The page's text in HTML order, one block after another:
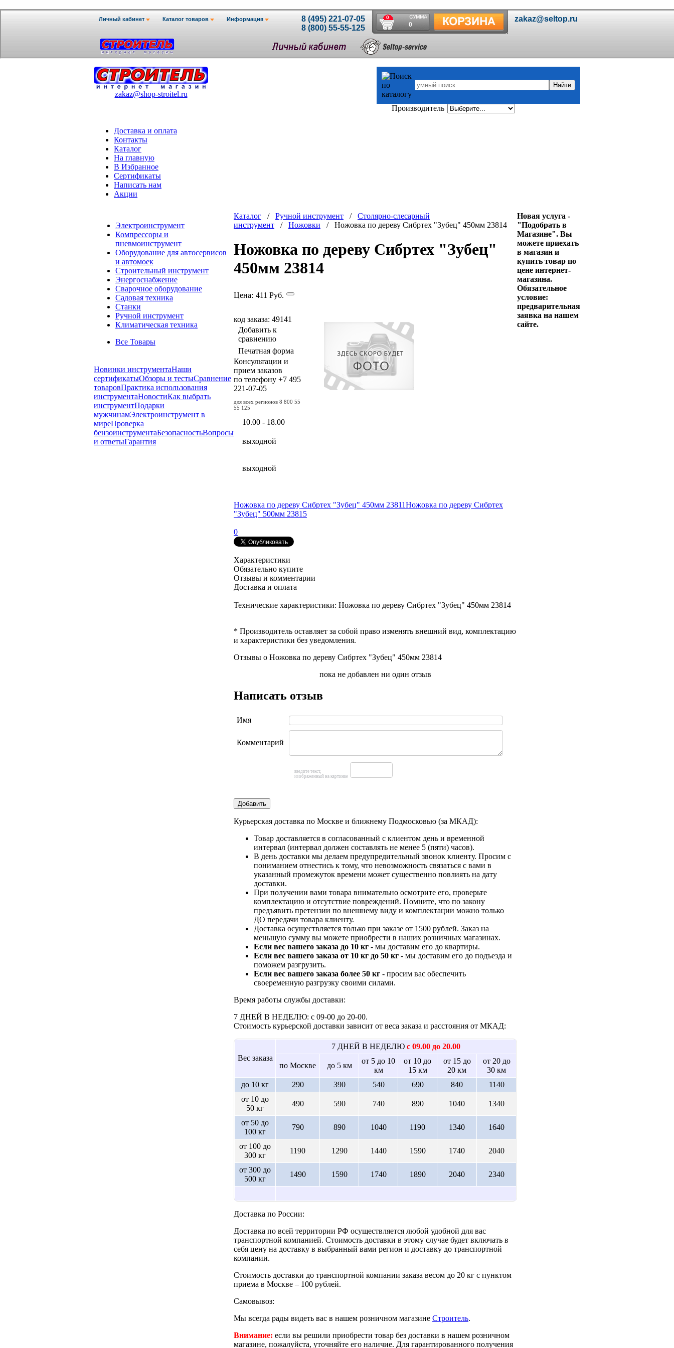
zakaz@shop-stroitel.ru
Производитель
Доставка и оплата
Контакты
Каталог
На главную
В Избранное
Сертификаты
Написать нам
Акции
Электроинструмент
Компрессоры и
пневмоинструмент
Оборудование для автосервисов
и автомоек
Строительный инструмент
Энергоснабжение
Сварочное оборудование
Садовая техника
Станки
Ручной инструмент
Климатическая техника
Все Товары
Новинки инструментаНаши
сертификатыОбзоры и тестыСравнение
товаровПрактика использования
инструментаНовостиКак выбрать
инструментПодарки
мужчинамЭлектроинструмент в
миреПроверка
бензоинструментаБезопасностьВопросы
и ответыГарантия
Каталог / Ручной инструмент / Столярно-слесарный
инструмент / Ножовки / Ножовка по дереву Сибртех "Зубец" 450мм 23814
Ножовка по дереву Сибртех "Зубец"
450мм 23814
Цена: 411 Руб.
код заказа: 49141
Добавить к
сравнению
Печатная форма
Консультации и
прием заказов
по телефону +7 495
221-07-05
для всех регионов 8 800 55
55 125
10.00 - 18.00
выходной
выходной
Ножовка по дереву Сибртех "Зубец" 450мм 23811Ножовка по дереву Сибртех
"Зубец" 500мм 23815
0
Характеристики
Обязательно купите
Отзывы и комментарии
Доставка и оплата
Технические характеристики: Ножовка по дереву Сибртех "Зубец" 450мм 23814
* Производитель оставляет за собой право изменять внешний вид, комплектацию
и характеристики без уведомления.
Отзывы о Ножовка по дереву Сибртех "Зубец" 450мм 23814
пока не добавлен ни один отзыв
Написать отзыв
Имя
Комментарий
введите текст,
изображенный на картинке
Добавить
Курьерская доставка по Москве и ближнему Подмосковью (за МКАД):
Товар доставляется в согласованный с клиентом день и временной
интервал (интервал должен составлять не менее 5 (пяти) часов).
В день доставки мы делаем предупредительный звонок клиенту. Просим с
пониманием отнестись к тому, что невозможность связаться с вами в
указанный промежуток времени может существенно повлиять на дату
доставки.
При получении вами товара внимательно осмотрите его, проверьте
комплектацию и отсутствие повреждений. Помните, что по закону
предъявить претензии по внешнему виду и комплектации можно только
ДО передачи товара клиенту.
Доставка осуществляется только при заказе от 1500 рублей. Заказ на
меньшую сумму вы можете приобрести в наших розничных магазинах.
Если вес вашего заказа до 10 кг - мы доставим его до квартиры.
Если вес вашего заказа от 10 кг до 50 кг - мы доставим его до подъезда и
поможем разгрузить.
Если вес вашего заказа более 50 кг - просим вас обеспечить
своеременную разгрузку своими силами.
Время работы службы доставки:
7 ДНЕЙ В НЕДЕЛЮ: с 09-00 до 20-00.
Стоимость курьерской доставки зависит от веса заказа и расстояния от МКАД:
Вес заказа
7 ДНЕЙ В НЕДЕЛЮ с 09.00 до 20.00
по Москве до 5 км
от 5 до 10
км
от 10 до
15 км
от 15 до
20 км
от 20 до
30 км
до 10 кг
290 390 540 690 840
1140
от 10 до
50 кг
490 590 740 890 1040 1340
от 50 до
100 кг
790 890 1040 1190 1340 1640
от 100 до
300 кг
1190 1290 1440 1590 1740 2040
от 300 до
500 кг
1490 1590 1740 1890 2040 2340
Доставка по России:
Доставка по всей территории РФ осуществляется любой удобной для вас
транспортной компанией. Стоимость доставки в этому случае будет включать в
себя цену на доставку в выбранный вами регион и доставку до транспортной
компании.
Стоимость доставки до транспортной компании заказа весом до 20 кг с пунктом
приема в Москве – 100 рублей.
Самовывоз:
Мы всегда рады видеть вас в нашем розничном магазине Строитель.
Внимание: если вы решили приобрести товар без доставки в нашем розничном
магазине, пожалуйста, уточняйте его наличие. Для гарантированного получения
Новая услуга -
"Подобрать в
Магазине". Вы
можете приехать
в магазин и
купить товар по
цене интернет-
магазина.
Обязательное
условие:
предварительная
заявка на нашем
сайте.